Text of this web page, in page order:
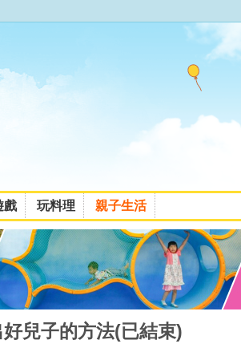
戲 玩料理 親子生活
好兒子的方法(已結束)